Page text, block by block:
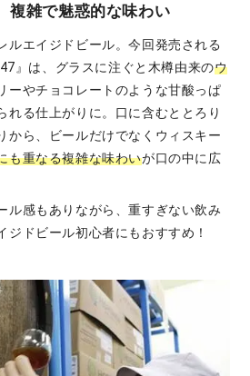
複雑で魅惑的な味わい
ルエイジドビール。今回発売される
』は、グラスに注ぐと木樽由来のウ
ーやチョコレートのような甘酸っぱ
れる仕上がりに。口に含むととろり
から、ビールだけでなくウィスキー
も重なる複雑な味わいが口の中に広
ル感もありながら、重すぎない飲み
ジドビール初心者にもおすすめ！